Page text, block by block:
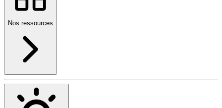
Nos ressources